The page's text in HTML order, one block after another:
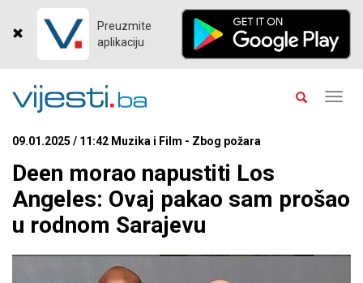
Preuzmite
aplikaciju
09.01.2025 / 11:42 Muzika i Film - Zbog požara
Deen morao napustiti Los
Angeles: Ovaj pakao sam prošao
u rodnom Sarajevu